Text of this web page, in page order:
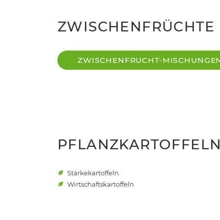
ZWISCHENFRÜCHTE
ZWISCHENFRUCHT-
Stärkekartoffeln
Wirtschaftskartoffeln